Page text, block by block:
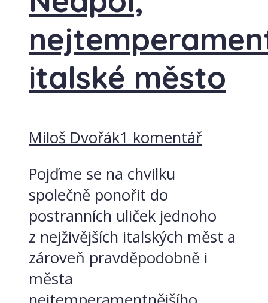
italské město
Miloš Dvořák1 komentář
Pojďme se na chvilku
společně ponořit do
postranních uliček jednoho
z nejživějších italských měst a
zároveň pravděpodobně i
města